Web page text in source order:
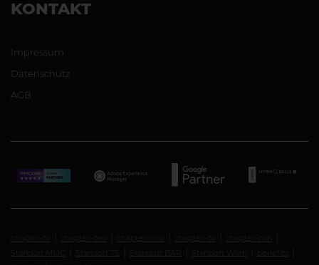
KONTAKT
Impressum
Datenschutz
AGB